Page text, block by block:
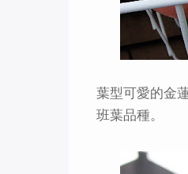
葉型可愛的金
班葉品種。